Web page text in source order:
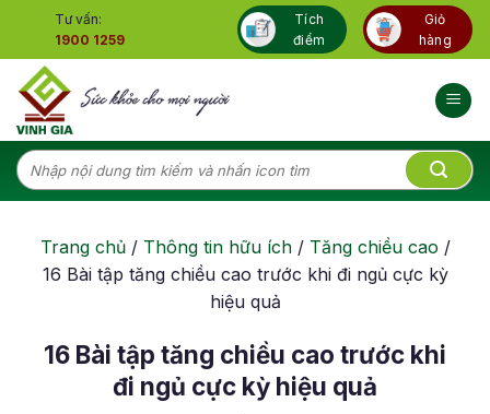
content
Tư vấn:
1900 1259
Tích
điểm
Giỏ
hàng
Tìm
kiếm:
Trang chủ/ Thông tin hữu ích/ Tăng chiều cao /
16 Bài tập tăng chiều cao trước khi đi ngủ cực kỳ
hiệu quả
16 Bài tập tăng chiều cao trước khi
đi ngủ cực kỳ hiệu quả